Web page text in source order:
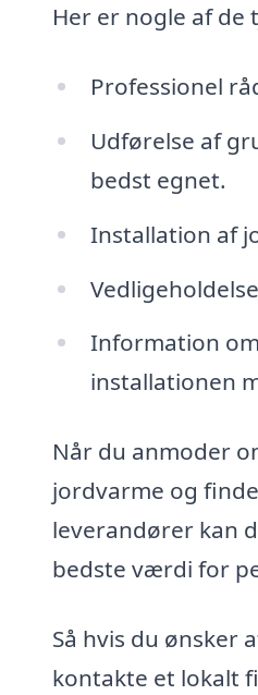
Her er nogle af de
Professionel
Udførelse af
bedst egnet.
Installation af
Information
installationen
Når du anmoder
jordvarme og
leverandører kan
bedste værdi for
Så hvis du ønsker
kontakte et lokalt